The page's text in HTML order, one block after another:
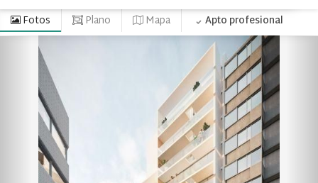
Fotos Plano Mapa Apto profesional